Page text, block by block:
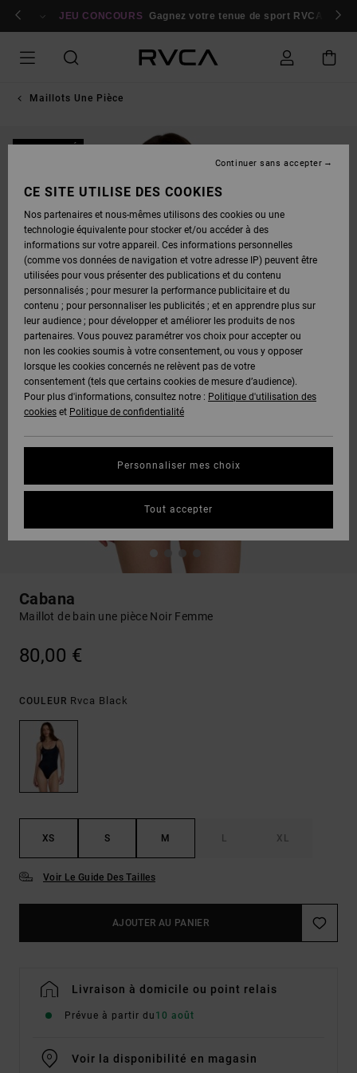
Se connecter / s'inscrire
JEU CONCOURS Gagnez votre tenue de sport RVCA
Maillots Une Pièce
Cabana
Maillot de bain une pièce Noir Femme
80,00 €
COULEUR Rvca Black
XS S M L XL
Voir Le Guide Des Tailles
AJOUTER AU PANIER
Livraison à domicile ou point relais
Prévue à partir du 10 août
Voir la disponibilité en magasin
CE SITE UTILISE DES COOKIES
Nos partenaires et nous-mêmes utilisons des cookies ou une
technologie équivalente pour stocker et/ou accéder à des
informations sur votre appareil. Ces informations personnelles
(comme vos données de navigation et votre adresse IP) peuvent être
utilisées pour vous présenter des publications et du contenu
personnalisés ; pour mesurer la performance publicitaire et du
contenu ; pour personnaliser les publicités ; et en apprendre plus sur
leur audience ; pour développer et améliorer les produits de nos
partenaires. Vous pouvez paramétrer vos choix pour accepter ou
non les cookies soumis à votre consentement, ou vous y opposer
lorsque les cookies concernés ne relèvent pas de votre
consentement (tels que certains cookies de mesure d’audience).
Pour plus d'informations, consultez notre : Politique d'utilisation des
cookies et Politique de confidentialité
Personnaliser mes choix
Continuer sans accepter
Tout accepter